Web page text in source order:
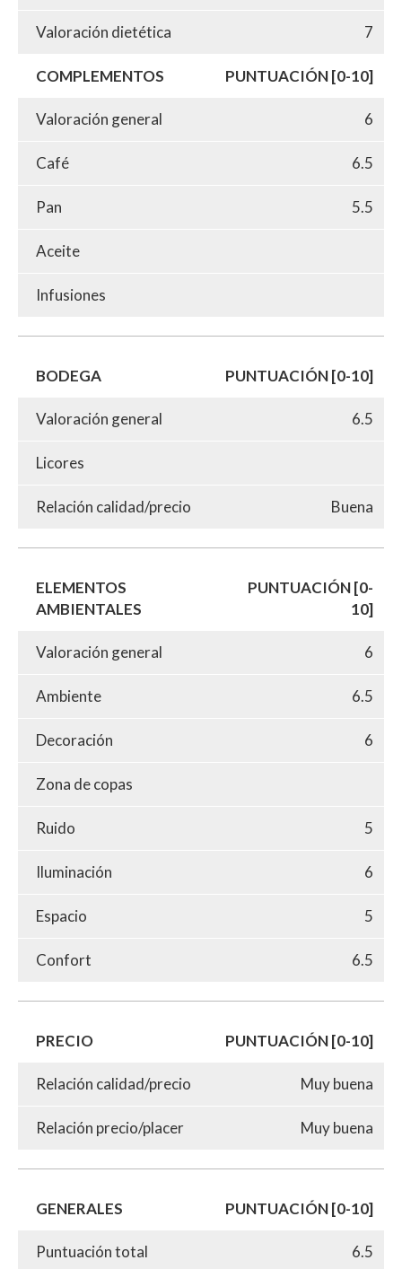
Valoración dietética 7
COMPLEMENTOS PUNTUACIÓN [0-10]
Valoración general 6
Café 6.5
Pan 5.5
Aceite
Infusiones
BODEGA PUNTUACIÓN [0-10]
Valoración general 6.5
Licores
Relación calidad/precio Buena
ELEMENTOS
AMBIENTALES
PUNTUACIÓN [0-
10]
Valoración general 6
Ambiente 6.5
Decoración 6
Zona de copas
Ruido 5
Iluminación 6
Espacio 5
Confort 6.5
PRECIO PUNTUACIÓN [0-10]
Relación calidad/precio Muy buena
Relación precio/placer Muy buena
GENERALES PUNTUACIÓN [0-10]
Puntuación total 6.5